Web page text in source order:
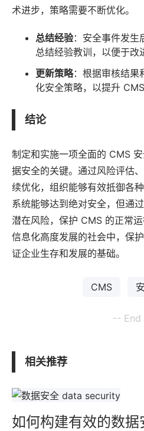
术进步，策略需要不断优化。
总结经验：安全事件发生
总结经验教训，以便于改
更新策略：根据审核结果
化安全策略，以提升
结论
制定和实施一项全面的 CMS
据安全的关键。通过风险评估
续优化，组织能够有效抵御各
系统能够达到绝对安全，但通
潜在风险，保护 CMS 的正常
信息化高度发展的社会中，保
证企业生存和发展的基础。
CMS
-- End
相关推荐
如何构建有效的数据